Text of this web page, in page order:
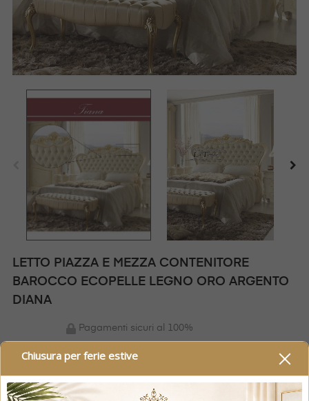
Chiusura per ferie estive
LETTO PIAZZA E MEZZA CONTENITORE
BAROCCO ECOPELLE LEGNO ORO ARGENTO
DIANA
Pagamenti sicuri al 100%